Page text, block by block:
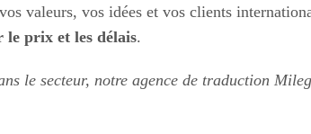
valeurs, vos idées et vos clients
prix et les délais.
le secteur, notre agence de traduction